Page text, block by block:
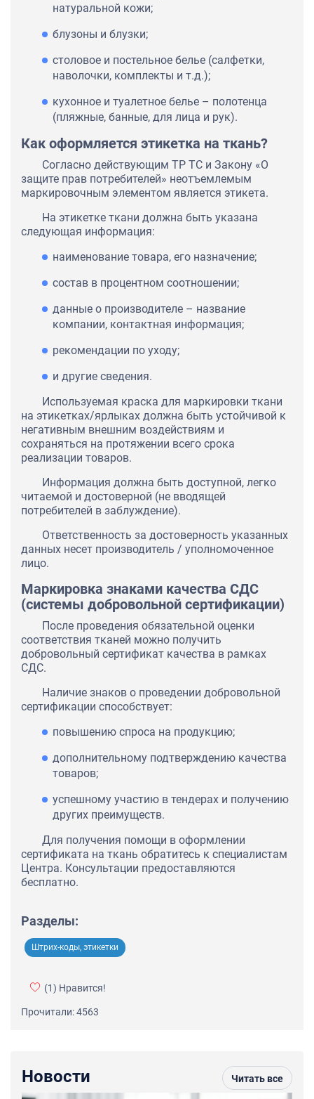
натуральной кожи;
блузоны и блузки;
столовое и постельное белье (салфетки,
наволочки, комплекты и т.д.);
кухонное и туалетное белье – полотенца
(пляжные, банные, для лица и рук).
Как оформляется этикетка на ткань?
Согласно действующим ТР ТС и Закону «О
защите прав потребителей» неотъемлемым
маркировочным элементом является этикета.
На этикетке ткани должна быть указана
следующая информация:
наименование товара, его назначение;
состав в процентном соотношении;
данные о производителе – название
компании, контактная информация;
рекомендации по уходу;
и другие сведения.
Используемая краска для маркировки ткани
на этикетках/ярлыках должна быть устойчивой к
негативным внешним воздействиям и
сохраняться на протяжении всего срока
реализации товаров.
Информация должна быть доступной, легко
читаемой и достоверной (не вводящей
потребителей в заблуждение).
Ответственность за достоверность указанных
данных несет производитель / уполномоченное
лицо.
Маркировка знаками качества СДС
(системы добровольной сертификации)
После проведения обязательной оценки
соответствия тканей можно получить
добровольный сертификат качества в рамках
СДС.
Наличие знаков о проведении добровольной
сертификации способствует:
повышению спроса на продукцию;
дополнительному подтверждению качества
товаров;
успешному участию в тендерах и получению
других преимуществ.
Для получения помощи в оформлении
сертификата на ткань обратитесь к специалистам
Центра. Консультации предоставляются
бесплатно.
Разделы:
Штрих-коды, этикетки
(1) Нравится!
Прочитали: 4563
Новости Читать все